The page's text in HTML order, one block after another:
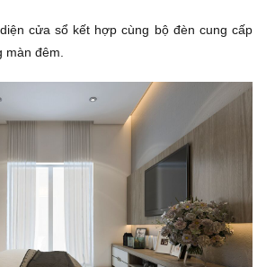
cửa sổ kết hợp cùng bộ đèn cung cấp
màn đêm.